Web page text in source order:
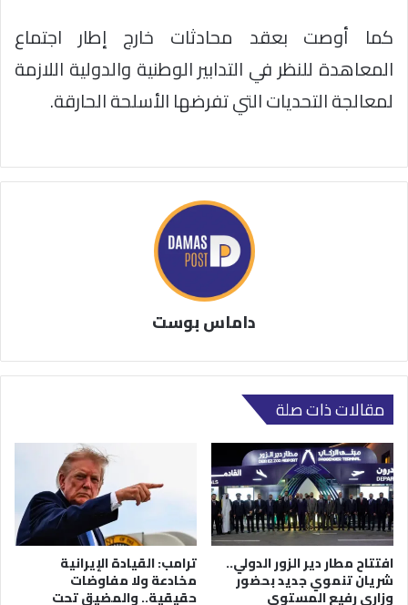
كما أوصت بعقد محادثات خارج إطار اجتماع
المعاهدة للنظر في التدابير الوطنية والدولية اللازمة
لمعالجة التحديات التي تفرضها الأسلحة الحارقة.
داماس بوست
مقالات ذات صلة
افتتاح مطار دير الزور الدولي..
شريان تنموي جديد بحضور
وزاري رفيع المستوى
ترامب: القيادة الإيرانية
مخادعة ولا مفاوضات
حقيقية.. والمضيق تحت